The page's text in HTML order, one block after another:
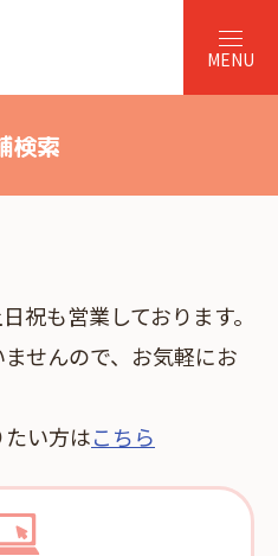
検索
祝も営業しております。
せんので、お気軽にお
い方はこちら